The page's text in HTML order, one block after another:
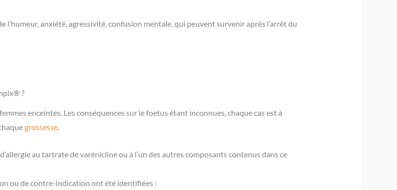
anxiété, agressivité, confusion mentale, qui peuvent survenir après l’arrêt du
?
enceintes. Les conséquences sur le foetus étant inconnues, chaque cas est à
grossesse.
au tartrate de varénicline ou à l’un des autres composants contenus dans ce
ou de contre-indication ont été identifiées :